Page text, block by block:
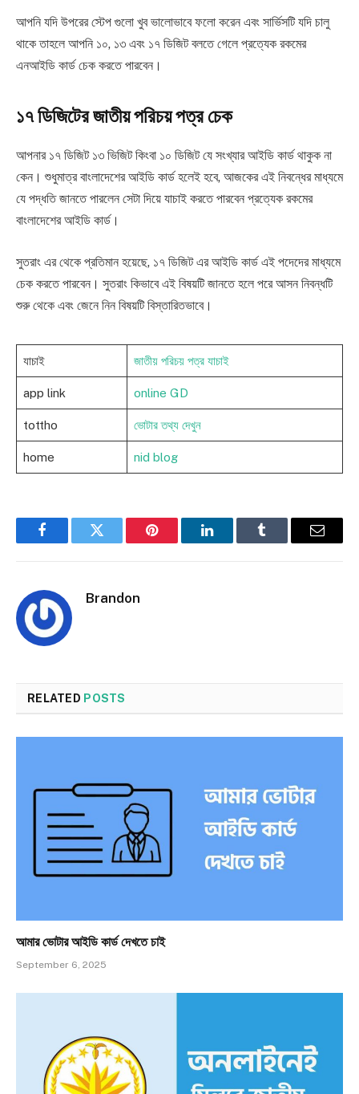
আপনি যদি উপরের স্টেপ গুলো খুব ভালোভাবে ফলো করেন এবং সার্ভিসটি যদি চালু
থাকে তাহলে আপনি ১০, ১৩ এবং ১৭ ডিজিট বলতে গেলে প্রত্যেক রকমের
এনআইডি কার্ড চেক করতে পারবেন।
১৭ ডিজিটের জাতীয় পরিচয় পত্র চেক
আপনার ১৭ ডিজিট ‌১৩ ভিজিট কিংবা ১০ ডিজিট যে সংখ্যার আইডি কার্ড থাকুক না
কেন। শুধুমাত্র বাংলাদেশের আইডি কার্ড হলেই হবে, আজকের এই নিবন্ধের মাধ্যমে
যে পদ্ধতি জানতে পারলেন সেটা দিয়ে যাচাই করতে পারবেন প্রত্যেক রকমের
বাংলাদেশের আইডি কার্ড।
সুতরাং এর থেকে প্রতিমান হয়েছে, ১৭ ডিজিট এর আইডি কার্ড এই পদেদের মাধ্যমে
চেক করতে পারবেন। সুতরাং কিভাবে এই বিষয়টি জানতে হলে পরে আসন নিবন্ধটি
শুরু থেকে এবং জেনে নিন বিষয়টি বিস্তারিতভাবে।
যাচাই জাতীয় পরিচয় পত্র যাচাই
app link online GD
tottho ভোটার তথ্য দেখুন
home nid blog
FacebookTwitter Pinterest LinkedInTumblr Email
Brandon
RELATED POSTS
আমার ভোটার আইডি কার্ড দেখতে চাই
September 6, 2025